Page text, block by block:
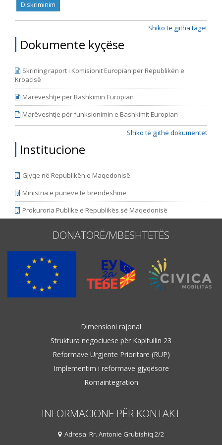
Diskriminim
Shiko të gjitha taget
Dokumente kyçëse
Skrining raport i Komisionit Europian për Republikën e
Kroacisë
Marëveshtje për Bashkimin Europian
Marëveshtje për funksionimin e Bashkimit Europian
Shiko të gjithë dokumentet
Institucione
Gjyqe në Republikën e Maqedonisë
Ministria e punëve të brendëshme
Prokuroria Publike e Republikës së Maqedonisë
DONATORË/MBËSHTETËS
Dimensioni rajonal
Struktura negociuese për Kapitullin 23
Reformave Urgjente Prioritare (RUP)
Implementim i reformave gjyqësore
Romaintegration
INFORMACIONE PËR KONTAKT
Adresa: Rr. Antonie Grubishiq 2/2